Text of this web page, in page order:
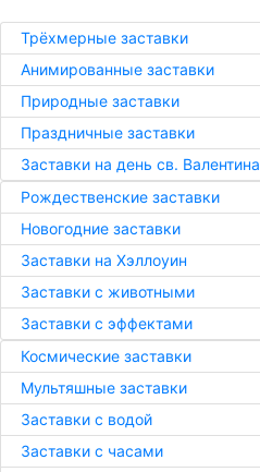
Трёхмерные заставки
Анимированные заставки
Природные заставки
Праздничные заставки
Заставки на день св. Валентина
Рождественские заставки
Новогодние заставки
Заставки на Хэллоуин
Заставки с животными
Заставки с эффектами
Космические заставки
Мультяшные заставки
Заставки с водой
Заставки с часами